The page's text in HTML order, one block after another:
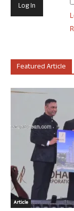
Featured Article
Article